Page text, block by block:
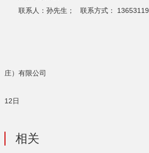
联系人：孙先生； 联系方式：
供销冷链物
庄）有限公司
2025
12日
相关